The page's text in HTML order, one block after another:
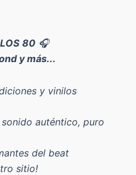
80 🎧
y más...
y vinilos
auténtico, puro
del beat
sitio!